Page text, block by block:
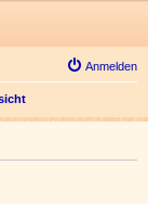
Anmelden